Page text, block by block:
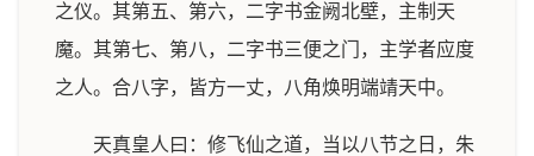
之仪。其第五、第六，二字书金阙北壁，主制天
魔。其第七、第八，二字书三便之门，主学者应度
之人。合八字，皆方一丈，八角焕明端靖天中。
天真皇人曰：修飞仙之道，当以八节之日，朱